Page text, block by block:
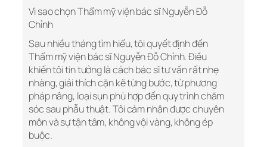
Vì sao chọn Thẩm mỹ viện bác sĩ Nguyễn Đỗ
Chỉnh
Sau nhiều tháng tìm hiểu, tôi quyết định đến
Thẩm mỹ viện bác sĩ Nguyễn Đỗ Chỉnh. Điều
khiến tôi tin tưởng là cách bác sĩ tư vấn rất nhẹ
nhàng, giải thích cặn kẽ từng bước, từ phương
pháp nâng, loại sụn phù hợp đến quy trình chăm
sóc sau phẫu thuật. Tôi cảm nhận được chuyên
môn và sự tận tâm, không vội vàng, không ép
buộc.